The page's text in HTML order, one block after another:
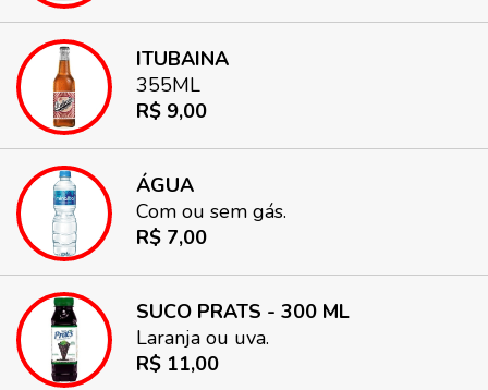
ITUBAINA
355ML
R$ 9,00
ÁGUA
Com ou sem gás.
R$ 7,00
SUCO PRATS - 300 ML
Laranja ou uva.
R$ 11,00